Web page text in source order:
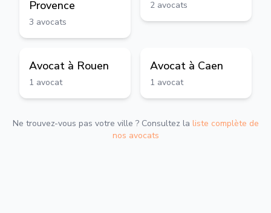
Provence
3 avocats
2 avocats
Avocat à Rouen
1 avocat
Avocat à Caen
1 avocat
Ne trouvez-vous pas votre ville ? Consultez la liste complète de
nos avocats